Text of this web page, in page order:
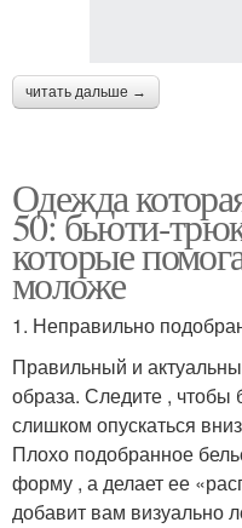
читать дальше →
Одежда
50: бьюти-
которые
моложе
1. Неправильно
Правильный и
образа. Следите , чтобы
слишком опускаться
Плохо подобранное
форму , а делает ее
добавит вам визуально